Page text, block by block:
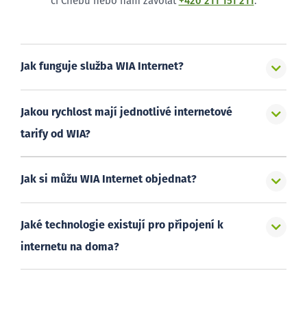
Jak funguje služba WIA Internet?
Jakou rychlost mají jednotlivé internetové
tarify od WIA?
Jak si můžu WIA Internet objednat?
Jaké technologie existují pro připojení k
internetu na doma?